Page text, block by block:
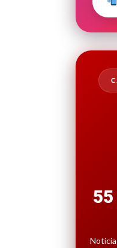
55